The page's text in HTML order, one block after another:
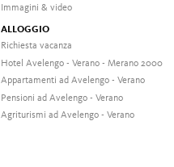
Immagini & video
ALLOGGIO
Richiesta vacanza
Hotel Avelengo - Verano - Merano 2000
Appartamenti ad Avelengo - Verano
Pensioni ad Avelengo - Verano
Agriturismi ad Avelengo - Verano